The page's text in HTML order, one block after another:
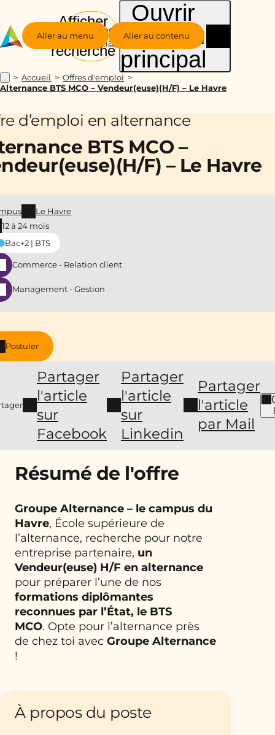
Aller au menu Aller au contenu
Groupe
Alternance
Afficher
la
recherche
Ouvrir
le menu
principal
... Accueil
Offres d'emploi
Alternance BTS MCO – Vendeur(euse)(H/F) – Le Havre
d’emploi en alternance
BTS MCO –
F) – Le Havre
Postuler
Partager
l'article
sur
Facebook
Partager
l'article
sur
Linkedin
Partager
l'article
par Mail
Le Havre
12 à 24 mois
Bac+2 | BTS
Commerce - Relation client
Management - Gestion
Résumé de l'offre
Groupe Alternance – le campus du
Havre, École supérieure de
l’alternance, recherche pour notre
entreprise partenaire, un
Vendeur(euse) H/F en alternance
pour préparer l’une de nos
formations diplômantes
reconnues par l’État, le BTS
MCO. Opte pour l’alternance près
de chez toi avec Groupe Alternance
!
À propos du poste